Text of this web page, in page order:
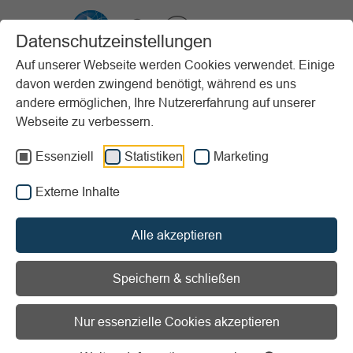
Datenschutzeinstellungen
Auf unserer Webseite werden Cookies verwendet. Einige
davon werden zwingend benötigt, während es uns
andere ermöglichen, Ihre Nutzererfahrung auf unserer
Webseite zu verbessern.
Essenziell Statistiken Marketing
Externe Inhalte
Alle akzeptieren
Speichern & schließen
Nur essenzielle Cookies akzeptieren
Startseite Vereinsmanagement Marketing
Social Media
Instagram
Instagram Reels
Vorlesen
Informationen zum Readspeaker öffnen
Instagram Reels
Geben Sie einen bewegten Einblick
ins Vereinsleben
Mit Instagram Reels hat Instagram 2020 auf den Erfolg der
Social Media-VideoplattformTikTokreagiert. Die kurzen,
unterhaltsamen, oft actionreichen TikTok-Videos erfreuen